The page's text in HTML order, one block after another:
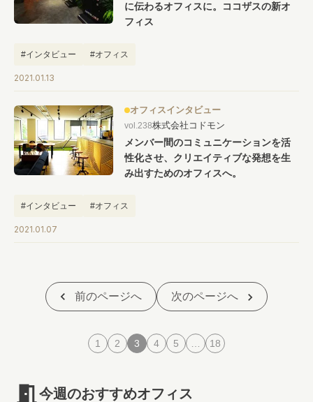
に伝わるオフィスに。ココザスの新オ
フィス
#インタビュー #オフィス
2021.01.13
オフィスインタビュー
vol.238株式会社コドモン
メンバー間のコミュニケーションを活
性化させ、クリエイティブな発想を生
み出すためのオフィスへ。
#インタビュー #オフィス
2021.01.07
前のページへ 次のページへ
1 2 3 4 5 18
今週のおすすめオフィス